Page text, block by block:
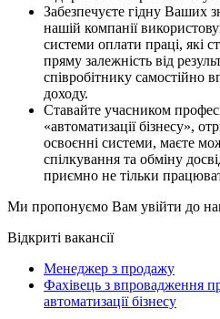
Забезпечуєте гідну Ваших
нашій компанії
системи оплати праці, які
пряму залежність від
співробітнику самостійно
доходу.
Ставайте учасником
«автоматизації бізнесу»,
освоєнні системи, маєте
спілкування та обміну
приємно не тільки
Ми пропонуємо Вам увійти до
Відкриті вакансії
Менеджер з продажу
Фахівець з впровадження
автоматизації бізнесу